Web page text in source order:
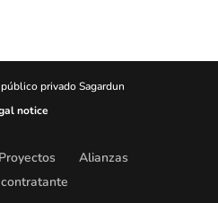
privado Sagardun
notice
Proyectos
Alianzas